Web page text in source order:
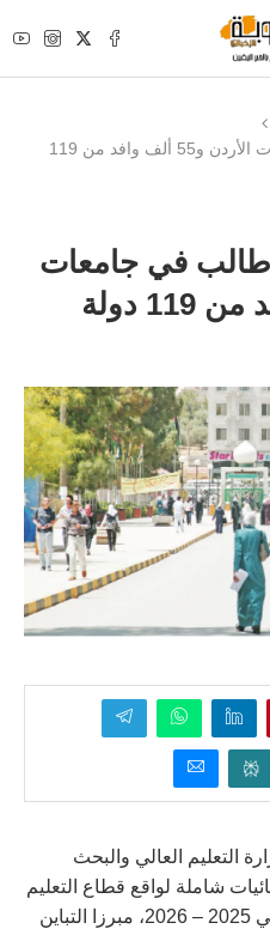
الخطيب: 480 ألف طالب في جامعات الأردن و55 ألف وافد من 119
480 ألف طالب في جامعات
التعليم العالي والبحث
شاملة لواقع قطاع التعليم
العالي في المملكة للعام الجامعي 2025 – 2026، مبرزا التباين